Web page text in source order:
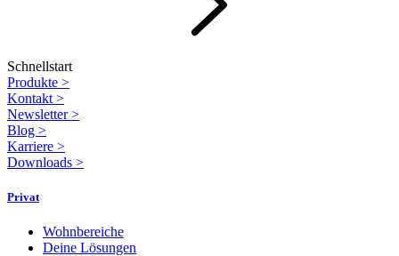
Schnellstart
Produkte >
Kontakt >
Newsletter>
Blog >
Karriere >
Downloads >
Privat
Wohnbereiche
Deine Lösungen